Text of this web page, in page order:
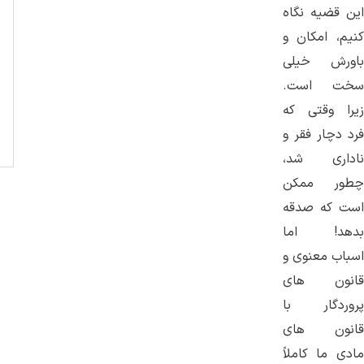
این قضیه نگاه
کنیم، امکان و
باورش خیلی
سخت است.
زیرا وقتی که
فرد دچار فقر و
ناداری شد،
چطور ممکن
است که صدقه
بدهد! اما
اسباب معنوی و
قانون های
پروردگار با
قانون های
مادی ما کاملاً